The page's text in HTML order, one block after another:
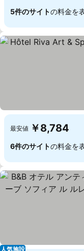
5件のサイトの料金を
最安値 ￥8,784
6件のサイトの料金を
人気施設